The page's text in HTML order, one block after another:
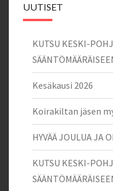
UUTISET
KUTSU KESKI-
Kesäkausi 2026
Koirakiltan jäsen
HYVÄÄ JOULUA JA
KUTSU KESKI-